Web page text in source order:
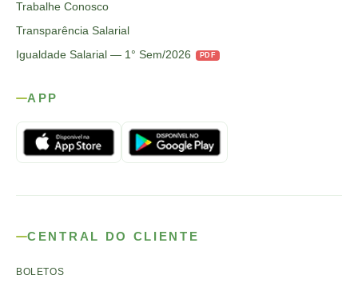
Trabalhe Conosco
Transparência Salarial
Igualdade Salarial — 1° Sem/2026
PDF
APP
CENTRAL DO CLIENTE
BOLETOS